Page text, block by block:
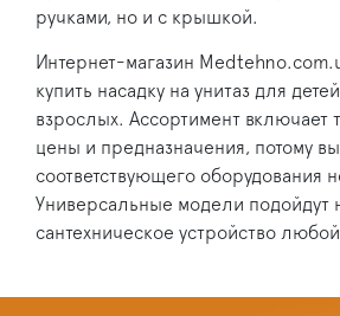
ручками, но и с крышкой.
Интернет-магазин
купить насадку на унитаз для
взрослых. Ассортимент включает
цены и предназначения, потому
соответствующего оборудования
Универсальные модели подойдут
сантехническое устройство